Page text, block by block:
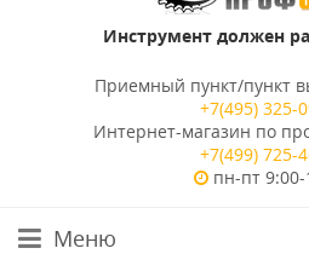
Инструмент должен
Приемный пункт/пункт
+7(495) 325-
Интернет-магазин по
+7(499) 725-
пн-пт
Меню